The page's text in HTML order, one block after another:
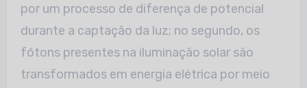
por um processo de diferença de potencial
durante a captação da luz; no segundo, os
fótons presentes na iluminação solar são
transformados em energia elétrica por meio